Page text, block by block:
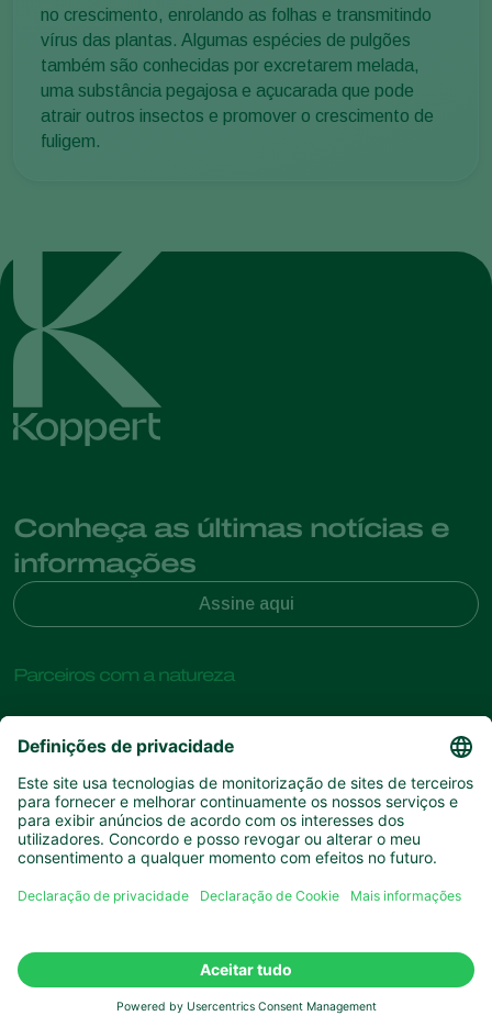
no crescimento, enrolando as folhas e transmitindo
vírus das plantas. Algumas espécies de pulgões
também são conhecidas por excretarem melada,
uma substância pegajosa e açucarada que pode
atrair outros insectos e promover o crescimento de
fuligem.
Conheça as últimas notícias e
informações
Assine aqui
Parceiros com a natureza
Insectos predadores
Vespas Parasitoides
Nemátodes benéficos
Microorganismos benéficos
Proteção de culturas
Polinização
Sobre a Koppert
Sobre a Koppert
Centro de informações
Contato
Links de Interesse
Experiências dos clientes
Koppert One
Koppert Global
Política de Privacidade
Aviso Legal
Declaração de cookies